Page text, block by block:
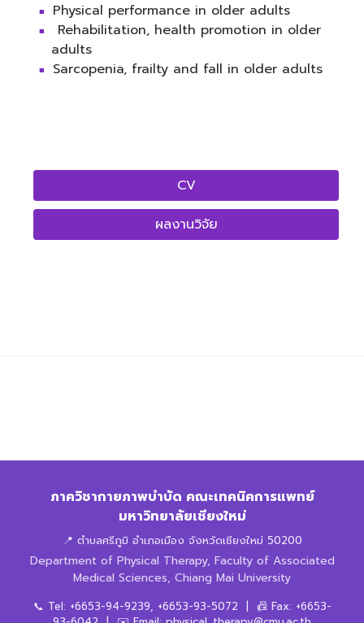
Physical performance in older adults
Rehabilitation, health promotion in older
adults
Sarcopenia, frailty and fall in older adults
CV
ผลงานวิจัย
ภาควิชากายภาพบำบัด คณะเทคนิคการแพทย์
มหาวิทยาลัยเชียงใหม่
📍 ตำบลศรีภูมิ อำเภอเมือง จังหวัดเชียงใหม่ 50200
Department of Physical Therapy, Faculty of Associated
Medical Sciences, Chiang Mai University
📞 Tel: +6653-94-9239, +6653-93-5072 | 📠 Fax: +6653-